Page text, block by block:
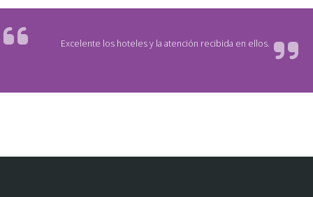
Excelente los hoteles y la atención recibida en ellos.